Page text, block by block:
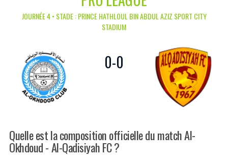
JOURNÉE 4 • STADE : PRINCE HATHLOUL BIN ABDUL AZIZ SPORT CITY
STADIUM
0-0
Quelle est la composition officielle du match Al-
Okhdoud - Al-Qadisiyah FC ?